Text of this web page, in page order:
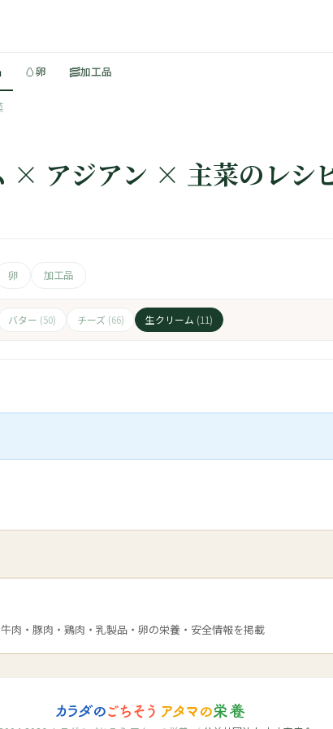
🥚卵 🥓加工品
× アジアン × 主菜のレシ
卵 加工品
バター (50) チーズ (66) 生クリーム (11)
肉・豚肉・鶏肉・乳製品・卵の栄養・安全情報を掲載